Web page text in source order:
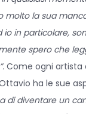
molto la sua
io in particolare,
spero che
Come ogni artista
ha le sue
di diventare un